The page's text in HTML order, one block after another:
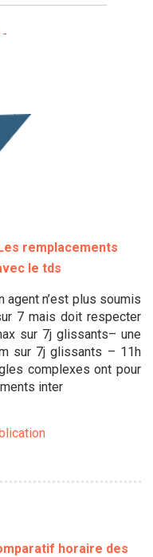
remplacements
le tds
agent n’est plus soumis
7 mais doit respecter
sur 7j glissants– une
sur 7j glissants – 11h
complexes ont pour
inter
horaire des